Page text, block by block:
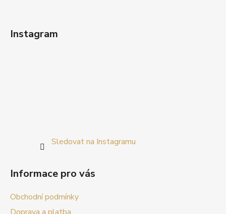
Instagram
Sledovat na Instagramu
Informace pro vás
Obchodní podmínky